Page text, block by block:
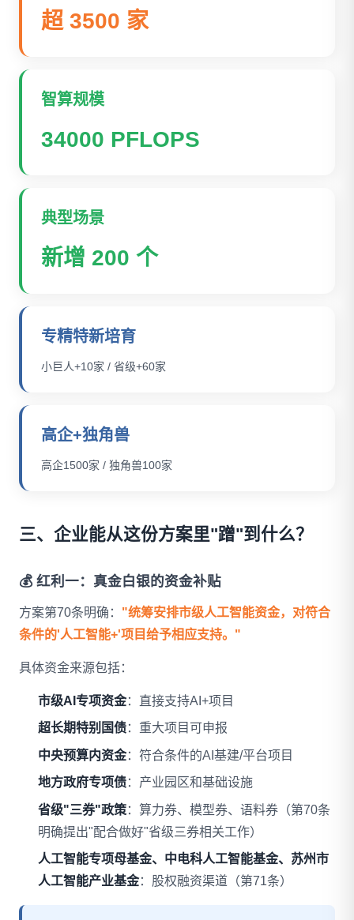
超 3500 家
智算规模
34000 PFLOPS
典型场景
新增 200 个
专精特新培育
小巨人+10家 / 省级+60家
高企+独角兽
高企1500家 / 独角兽100家
三、企业能从这份方案里"蹭"到什么？
💰 红利一：真金白银的资金补贴
方案第70条明确： "统筹安排市级人工智能资金，对符合
条件的'人工智能+'项目给予相应支持。"
具体资金来源包括：
市级AI专项资金：直接支持AI+项目
超长期特别国债：重大项目可申报
中央预算内资金：符合条件的AI基建/平台项目
地方政府专项债：产业园区和基础设施
省级"三券"政策：算力券、模型券、语料券（第70条
明确提出"配合做好"省级三券相关工作）
人工智能专项母基金、中电科人工智能基金、苏州市
人工智能产业基金：股权融资渠道（第71条）